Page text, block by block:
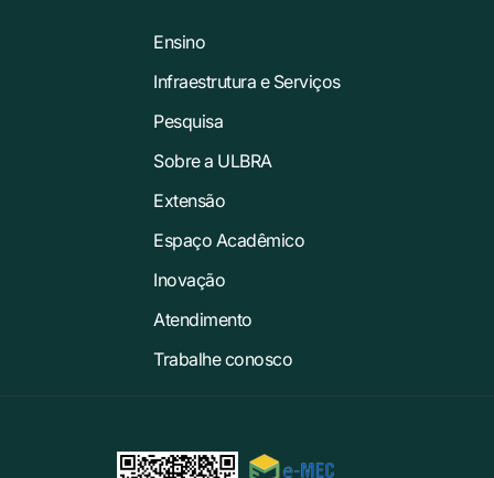
Ensino
Infraestrutura e Serviços
Pesquisa
Sobre a ULBRA
Extensão
Espaço Acadêmico
Inovação
Atendimento
Trabalhe conosco